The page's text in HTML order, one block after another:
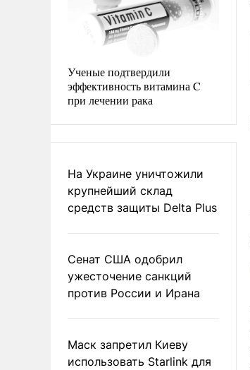
Ученые подтвердили
эффективность витамина C
при лечении рака
На Украине уничтожили
крупнейший склад
средств защиты Delta Plus
Сенат США одобрил
ужесточение санкций
против России и Ирана
Маск запретил Киеву
использовать Starlink для